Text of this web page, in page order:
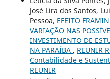
José Lira dos Santos,
Pessoa, EFEITO
VARIAÇÃO NAS
INVESTIMENTO DE
NA PARAÍBA , REUNIR
Contabilidade e
REUNIR